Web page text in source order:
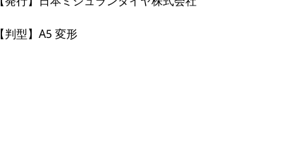
【判型】A5 変形